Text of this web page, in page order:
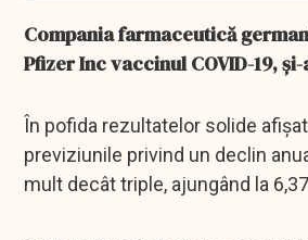
Compania farmaceutică
Pfizer Inc vaccinul COVID-19,
În pofida rezultatelor solide
previziunile privind un declin
mult decât triple, ajungând la